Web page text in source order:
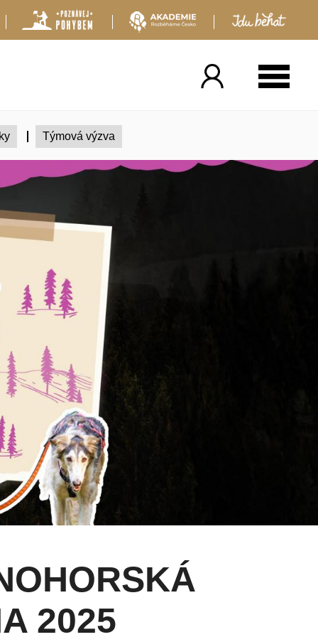
Týmová výzva
2025